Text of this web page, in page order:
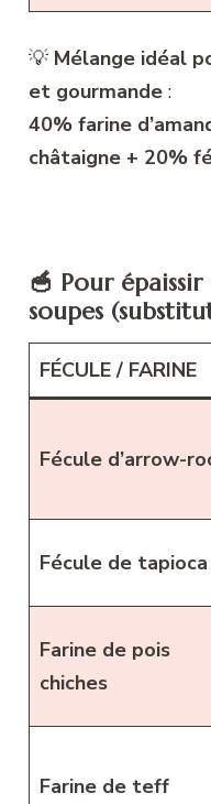
💡 Mélange idéal
et gourmande :
40% farine
châtaigne + 20%
🥣 Pour épaissir
soupes
FÉCULE / FARINE
Fécule d’arrow-
Fécule de tapioca
Farine de pois
chiches
Farine de teff